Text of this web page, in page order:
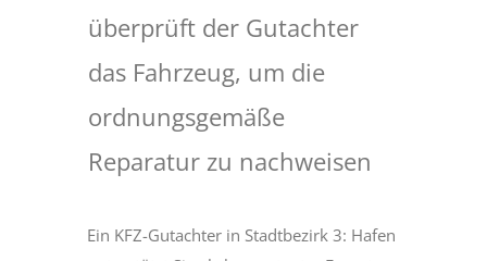
überprüft der Gutachter
das Fahrzeug, um die
ordnungsgemäße
Reparatur zu nachweisen
Ein KFZ-Gutachter in Stadtbezirk 3: Hafen